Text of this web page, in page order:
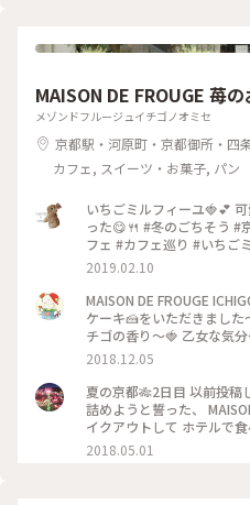
現代アート
MAISON DE FROUGE 苺
メゾンドフルージュイチゴノオミセ
京都駅・河原町・京都御所・四
カフェ, スイーツ・お菓子, パン
いちごミルフィーユ🍓💕
った😋🍴 #冬のごちそう
フェ #カフェ巡り #いちご
#苺 #strawberry #ストロ
2019.02.10
MAISON DE FROUGE ICHIGO NO OMISE〜🍓 イチゴのショート
ケーキ🍰をいただきまし
チゴの香り〜🍓 乙女な気
購入〜楽しみっ❤️ #京都#イ
2018.12.05
夏の京都🎋2日目 以前投稿したときが初めてで そのときに通い
詰めようと誓った、 MAISON
イクアウトして ホテルで食べました
くす〜〜しながら食べて、
でした🍓 #京都 #カフェ #ケ
2018.05.01